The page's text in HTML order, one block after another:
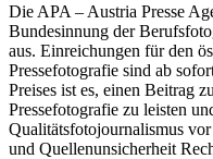
Die APA – Austria Presse
Bundesinnung der
aus. Einreichungen für den
Pressefotografie sind ab
Preises ist es, einen Beitrag
Pressefotografie zu leisten
Qualitätsfotojournalismus
und Quellenunsicherheit